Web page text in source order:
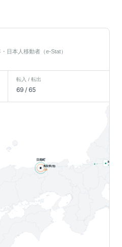
日本人移動者（e-Stat）
転入 / 転出
69/ 65
鳥取県(他)
-29
日南町
関東
+33